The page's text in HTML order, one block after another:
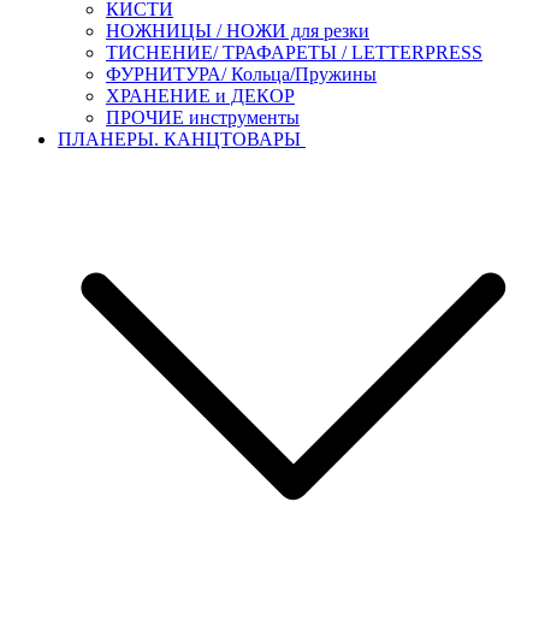
КИСТИ
НОЖНИЦЫ / НОЖИ для резки
ТИСНЕНИЕ/ ТРАФАРЕТЫ / LETTERPRESS
ФУРНИТУРА/ Кольца/Пружины
ХРАНЕНИЕ и ДЕКОР
ПРОЧИЕ инструменты
ПЛАНЕРЫ. КАНЦТОВАРЫ